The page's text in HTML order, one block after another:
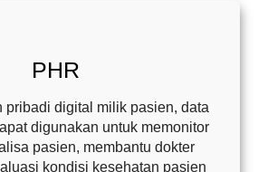
PHR
pribadi digital milik pasien, data
digunakan untuk memonitor
pasien, membantu dokter
kondisi kesehatan pasien